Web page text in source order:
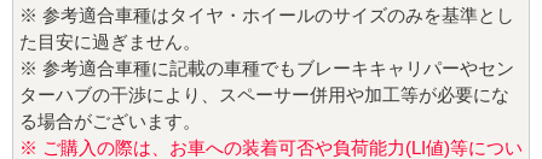
※ 参考適合車種はタイヤ・ホイールのサイズのみを基準とし
た目安に過ぎません。
※ 参考適合車種に記載の車種でもブレーキキャリパーやセン
ターハブの干渉により、スペーサー併用や加工等が必要にな
る場合がございます。
※ ご購入の際は、お車への装着可否や負荷能力(LI値)等につい